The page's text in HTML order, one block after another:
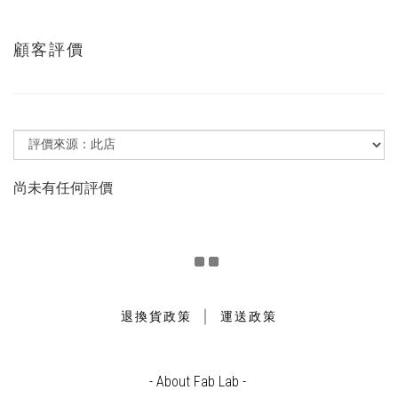
顧客評價
尚未有任何評價
退換貨政策 ｜ 運送政策
- About Fab Lab -